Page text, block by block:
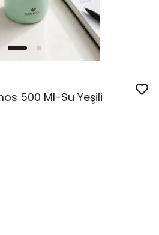
500 Ml-Su Yeşili